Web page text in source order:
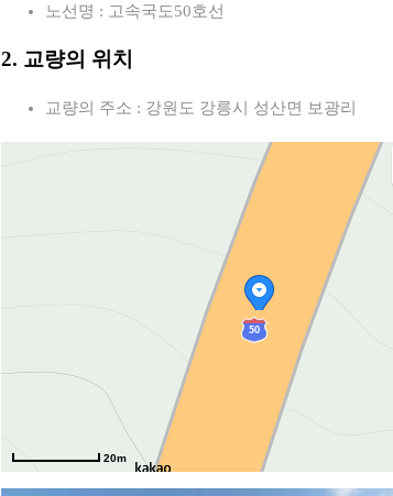
노선명 : 고속국도50호선
2. 교량의 위치
교량의 주소 : 강원도 강릉시 성산면 보광리
20m